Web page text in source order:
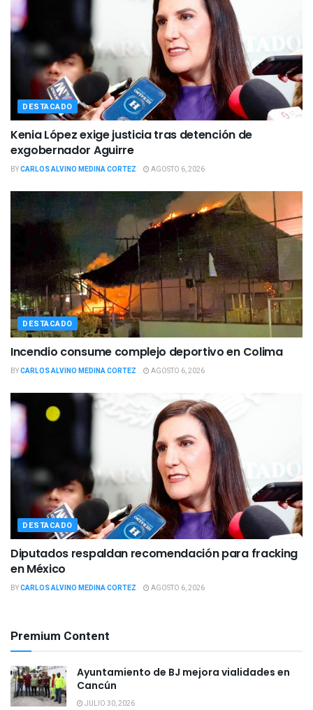
DESTACADO
Kenia López exige justicia tras detención de
exgobernador Aguirre
BYCARLOS ALVINO MEDINA CORTEZ AGOSTO 6, 2026
DESTACADO
Incendio consume complejo deportivo en Colima
BYCARLOS ALVINO MEDINA CORTEZ AGOSTO 6, 2026
DESTACADO
Diputados respaldan recomendación para fracking
en México
BYCARLOS ALVINO MEDINA CORTEZ AGOSTO 6, 2026
Premium Content
Ayuntamiento de BJ mejora vialidades en
Cancún
JULIO 30, 2026